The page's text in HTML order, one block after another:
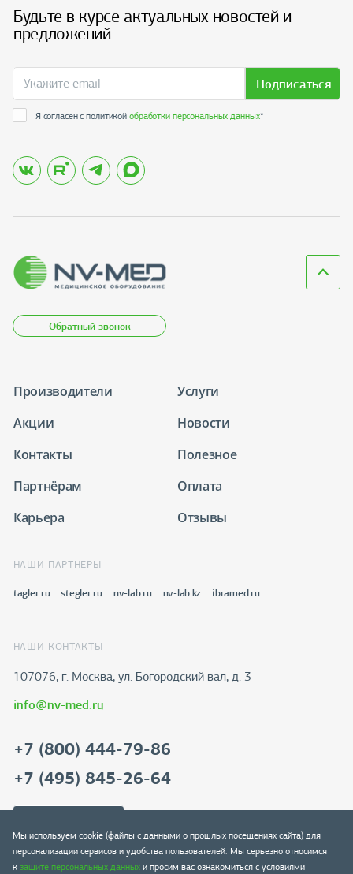
Будьте в курсе актуальных новостей и
предложений
Подписаться
Я согласен с политикойобработки персональных данных*
Обратный звонок
Производители
Услуги
Акции
Новости
Контакты
Полезное
Партнёрам
Оплата
Карьера
Отзывы
НАШИ ПАРТНЕРЫ
tagler.ru stegler.ru nv-lab.ru nv-lab.kz ibramed.ru
НАШИ КОНТАКТЫ
107076, г. Москва, ул. Богородский вал, д. 3
info@nv-med.ru
+7 (800) 444-79-86
+7 (495) 845-26-64
Мы используем cookie (файлы с данными о прошлых посещениях сайта) для
персонализации сервисов и удобства пользователей. Мы серьезно относимся
кзащите персональных данныхи просим вас ознакомиться с условиями